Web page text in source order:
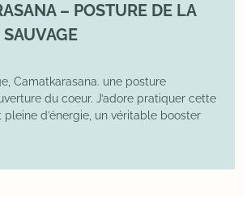
– POSTURE DE LA
Camatkarasana. une posture
du coeur. J’adore pratiquer cette
d’énergie, un véritable booster